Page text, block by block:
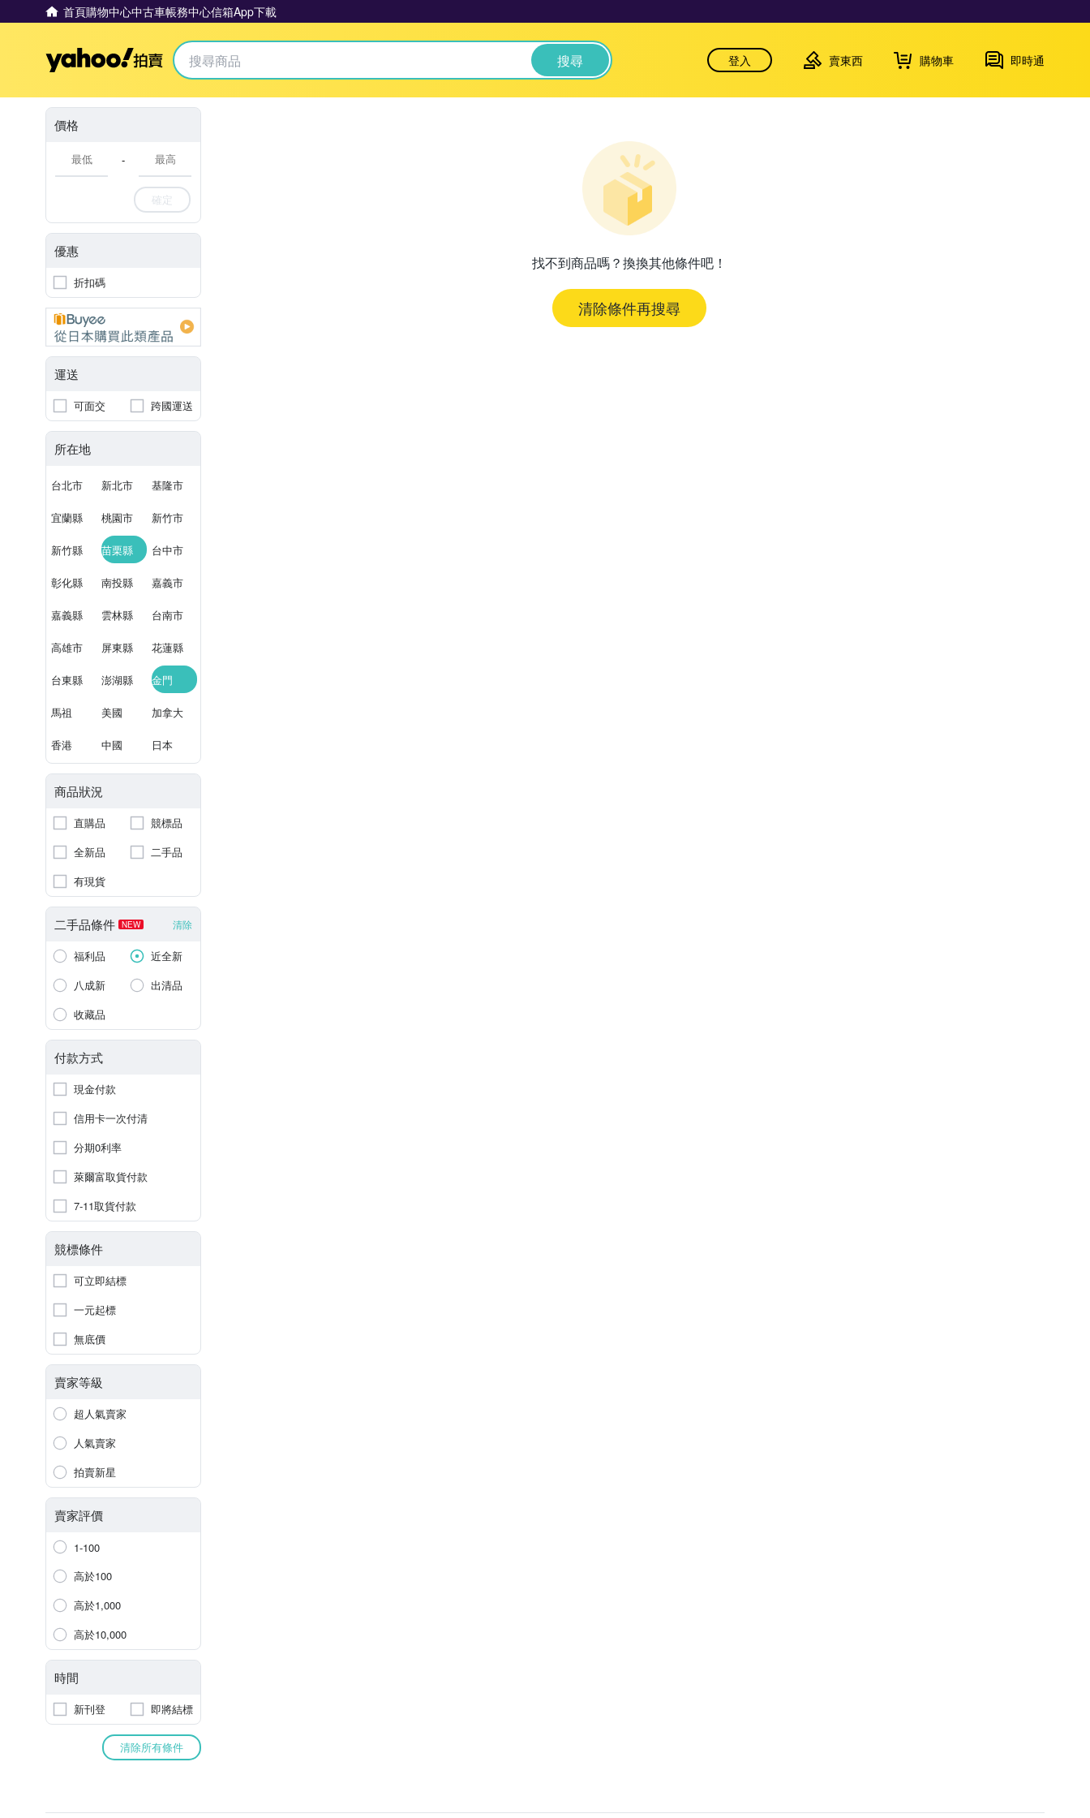
首頁購物中心中古車帳務中心信箱App下載
Yahoo拍賣 搜尋 登入 賣東西 購物車 即時通
價格
-
確定
優惠
折扣碼
運送
可面交 跨國運送
所在地
台北市 新北市 基隆市
宜蘭縣 桃園市 新竹市
新竹縣 苗栗縣 台中市
彰化縣 南投縣 嘉義市
嘉義縣 雲林縣 台南市
高雄市 屏東縣 花蓮縣
台東縣 澎湖縣 金門
馬祖 美國 加拿大
香港 中國 日本
商品狀況
直購品
競標品
全新品
二手品
有現貨
二手品條件 NEW 清除
福利品
近全新
八成新
出清品
收藏品
付款方式
現金付款
信用卡一次付清
分期0利率
萊爾富取貨付款
7-11取貨付款
競標條件
可立即結標
一元起標
無底價
賣家等級
超人氣賣家
人氣賣家
拍賣新星
賣家評價
1-100
高於100
高於1,000
高於10,000
時間
新刊登 即將結標
清除所有條件
找不到商品嗎？換換其他條件吧！
清除條件再搜尋